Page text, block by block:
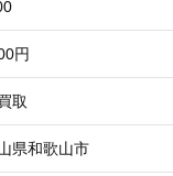
円
取
県和歌山市